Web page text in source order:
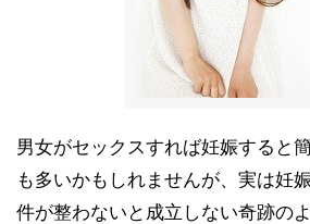
男女がセックスすれば妊娠すると
も多いかもしれませんが、実は妊
件が整わないと成立しない奇跡の